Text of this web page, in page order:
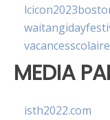
MEDIA
isth2022.com